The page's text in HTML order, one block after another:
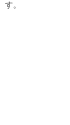
す。